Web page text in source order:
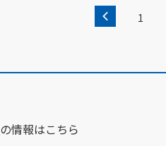
1
の情報はこちら